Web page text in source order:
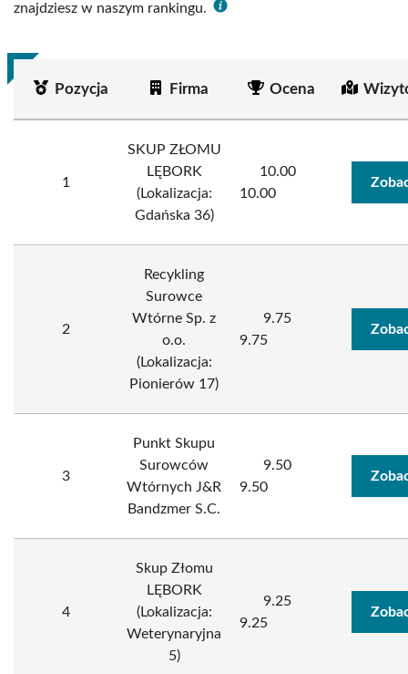
znajdziesz w naszym rankingu.
Pozycja Firma Ocena
1
SKUP ZŁOMU
LĘBORK
(Lokalizacja:
Gdańska 36)
10.00
10.00
2
Recykling
Surowce
Wtórne Sp. z
o.o.
(Lokalizacja:
Pionierów 17)
9.75
9.75
3
Punkt Skupu
Surowców
Wtórnych J&R
Bandzmer S.C.
9.50
9.50
4
Skup Złomu
LĘBORK
(Lokalizacja:
Weterynaryjna
5)
9.25
9.25